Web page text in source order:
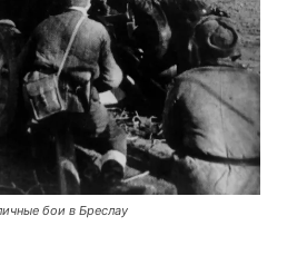
бои в Бреслау